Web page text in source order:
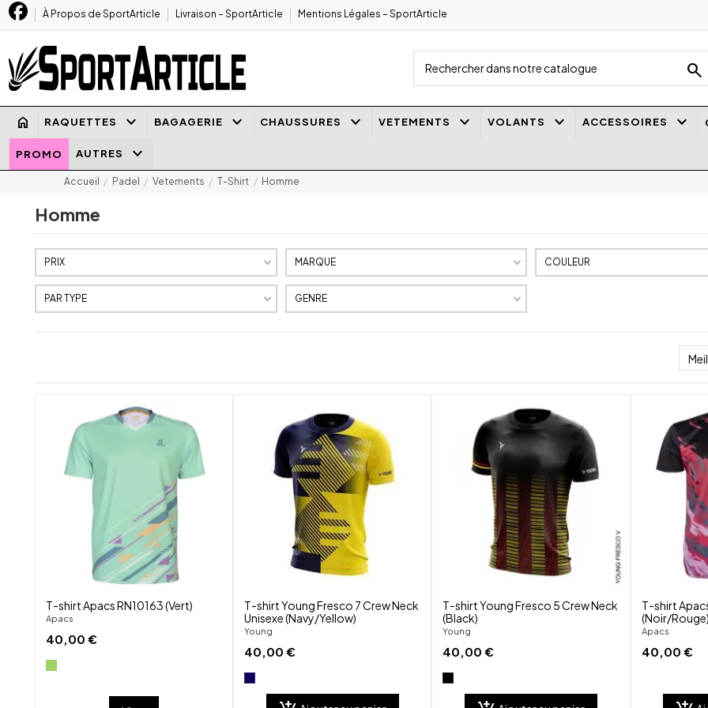
À Propos de SportArticle Livraison – SportArticle Mentions Légales – SportArticle
search
home RAQUETTES keyboard_arrow_down BAGAGERIE keyboard_arrow_down CHAUSSURES keyboard_arrow_down VETEMENTS keyboard_arrow_down VOLANTS keyboard_arrow_down ACCESSOIRES keyboard_arrow_down
PROMO AUTRES keyboard_arrow_down
Accueil Padel Vetements T-Shirt Homme
Homme
PRIX MARQUE COULEUR
PAR TYPE GENRE
T-shirt Apacs RN10163 (Vert)
Apacs
40,00 €
T-shirt Young Fresco 7 Crew Neck
Unisexe (Navy/Yellow)
Young
40,00 €
T-shirt Young Fresco 5 Crew Neck
(Black)
Young
40,00 €
T-shirt
(Noir/Rouge)
Apacs
40,00 €